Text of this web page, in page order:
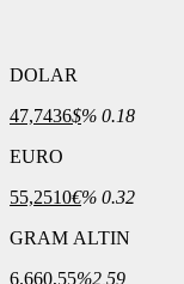
DOLAR
47,7436$% 0.18
EURO
55,2510€% 0.32
GRAM ALTIN
6.660,55%2,59